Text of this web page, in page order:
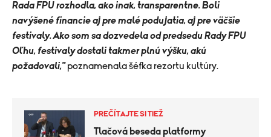
Rada FPU rozhodla, ako inak, transparentne. Boli
navýšené financie aj pre malé podujatia, aj pre väčšie
festivaly. Ako som sa dozvedela od predsedu Rady FPU
Oľhu, festivaly dostali takmer plnú výšku, akú
požadovali,"poznamenala šéfka rezortu kultúry.
PREČÍTAJTE SI TIEŽ
Tlačová beseda platformy